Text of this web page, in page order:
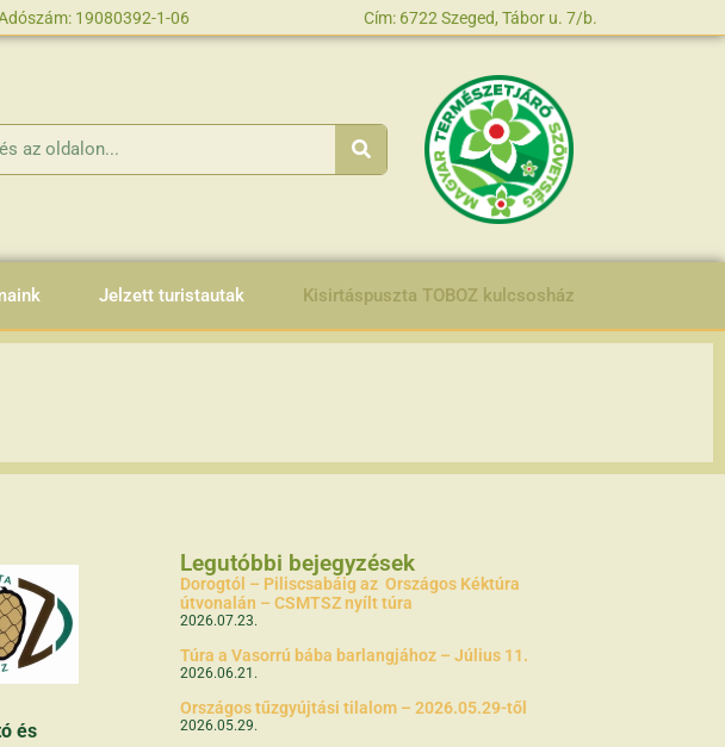
19080392-1-06 Cím: 6722 Szeged, Tábor u. 7/b.
Jelzett turistautak Kisirtáspuszta TOBOZ kulcsosház
és
Legutóbbi bejegyzések
Dorogtól – Piliscsabáig az Országos Kéktúra
útvonalán – CSMTSZ nyílt túra
2026.07.23.
Túra a Vasorrú bába barlangjához – Július 11.
2026.06.21.
Országos tűzgyújtási tilalom – 2026.05.29-től
2026.05.29.